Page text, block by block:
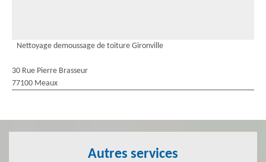
Nettoyage demoussage de toiture Gironville
30 Rue Pierre Brasseur
77100 Meaux
Autres services